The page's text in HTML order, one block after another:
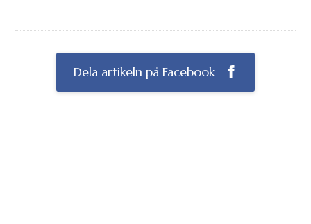
Dela artikeln på Facebook